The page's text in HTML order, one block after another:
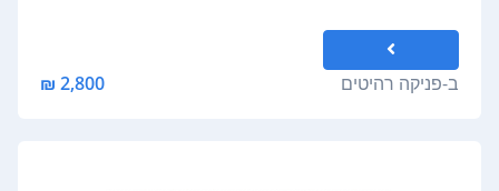
ב-פניקה רהיטים 2,800 ₪